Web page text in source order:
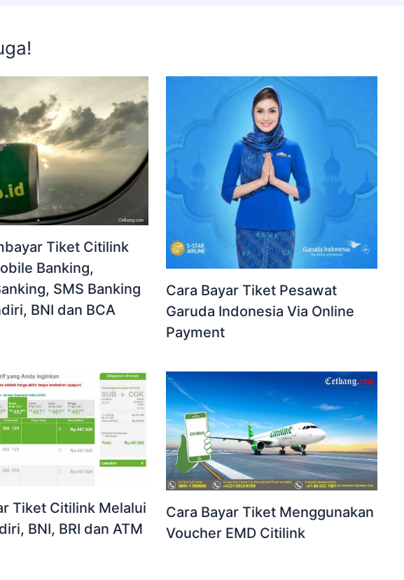
Tiket Citilink
Banking,
SMS Banking
BNI dan BCA
Cara Bayar Tiket Pesawat
Garuda Indonesia Via Online
Payment
Tiket Citilink Melalui
BNI, BRI dan ATM
Cara Bayar Tiket Menggunakan
Voucher EMD Citilink